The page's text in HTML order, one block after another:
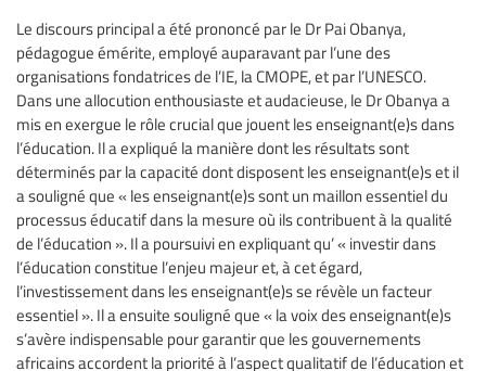
Le discours principal a été prononcé par le Dr Pai Obanya,
pédagogue émérite, employé auparavant par l’une des
organisations fondatrices de l’IE, la CMOPE, et par l’UNESCO.
Dans une allocution enthousiaste et audacieuse, le Dr Obanya a
mis en exergue le rôle crucial que jouent les enseignant(e)s dans
l’éducation. Il a expliqué la manière dont les résultats sont
déterminés par la capacité dont disposent les enseignant(e)s et il
a souligné que « les enseignant(e)s sont un maillon essentiel du
processus éducatif dans la mesure où ils contribuent à la qualité
de l’éducation ». Il a poursuivi en expliquant qu’ « investir dans
l’éducation constitue l’enjeu majeur et, à cet égard,
l’investissement dans les enseignant(e)s se révèle un facteur
essentiel ». Il a ensuite souligné que « la voix des enseignant(e)s
s’avère indispensable pour garantir que les gouvernements
africains accordent la priorité à l’aspect qualitatif de l’éducation et